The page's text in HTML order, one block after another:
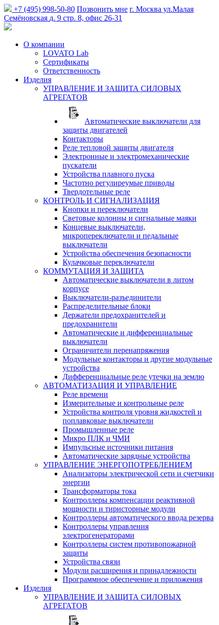
+7 (495) 998-50-80 Позвонить мне г. Москва ул.Малая
Семёновская д. 9 стр. 8, офис 26-31
О компании
LOVATO Lab
Сертификаты
Ответственность
Изделия
УПРАВЛЕНИЕ И ЗАЩИТА СИЛОВЫХ
АГРЕГАТОВ
Автоматические выключатели для
защиты двигателей
Контакторы
Реле тепловой защиты двигателя
Электронные и электромеханические
пускатели
Устройства плавного пуска
Частотно регулиреумые приводы
Твердотельные реле
КОНТРОЛЬ И СИГНАЛИЗАЦИЯ
Кнопки и переключатели
Световые колонны и сигнальные маяки
Концевые выключатели,
микропереключатели и педальные
выключатели
Устройства обеспечения безопасности
Кулачковые переключатели
КОММУТАЦИЯ И ЗАЩИТА
Автоматические выключатели в литом
корпусе
Выключатели-разъединители
Распределительные блоки
Держатели предохранителей и
предохранители
Автоматические и дифференциальные
выключатели
Ограничители перенапряжения
Модульные контакторы и другие модульные
устройства
Дифференциальные реле утечки на землю
АВТОМАТИЗАЦИЯ И УПРАВЛЕНИЕ
Реле времени
Измерительные и контрольные реле
Устройства контроля уровня жидкостей и
поплавковые выключатели
Промышленные реле
Микро ПЛК и ЧМИ
Импульсные источники питания
Автоматические зарядные устройства
УПРАВЛЕНИЕ ЭНЕРГОПОТРЕБЛЕНИЕМ
Анализаторы электрической сети и счетчики
энергии
Трансформаторы тока
Контроллеры компенсации реактивной
мощности и тиристорные модули
Контроллеры автоматического ввода резерва
Контроллеры управления
электрогенераторами
Контроллеры систем противопожарной
защиты
Устройства связи
Модули расширения и принадлежности
Программное обеспечение и приложения
Изделия
УПРАВЛЕНИЕ И ЗАЩИТА СИЛОВЫХ
АГРЕГАТОВ